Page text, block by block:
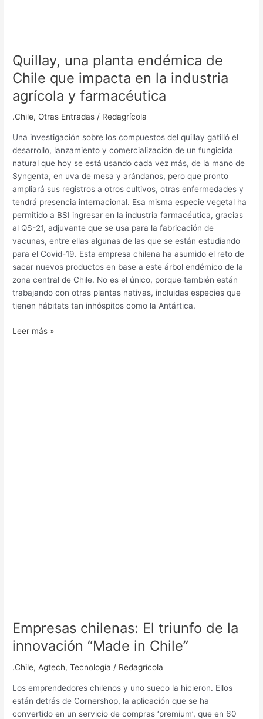
Quillay, una planta endémica de
Chile que impacta en la industria
agrícola y farmacéutica
.Chile, Otras Entradas / Redagrícola
Una investigación sobre los compuestos del quillay gatilló el
desarrollo, lanzamiento y comercialización de un fungicida
natural que hoy se está usando cada vez más, de la mano de
Syngenta, en uva de mesa y arándanos, pero que pronto
ampliará sus registros a otros cultivos, otras enfermedades y
tendrá presencia internacional. Esa misma especie vegetal ha
permitido a BSI ingresar en la industria farmacéutica, gracias
al QS-21, adjuvante que se usa para la fabricación de
vacunas, entre ellas algunas de las que se están estudiando
para el Covid-19. Esta empresa chilena ha asumido el reto de
sacar nuevos productos en base a este árbol endémico de la
zona central de Chile. No es el único, porque también están
trabajando con otras plantas nativas, incluidas especies que
tienen hábitats tan inhóspitos como la Antártica.
Leer más »
Empresas chilenas: El triunfo de la
innovación “Made in Chile”
.Chile, Agtech,Tecnología / Redagrícola
Los emprendedores chilenos y uno sueco la hicieron. Ellos
están detrás de Cornershop, la aplicación que se ha
convertido en un servicio de compras ‘premium’, que en 60